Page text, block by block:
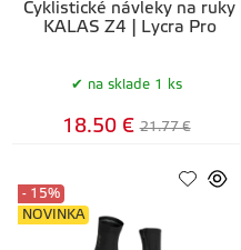
Cyklistické návleky na ruky
KALAS Z4 | Lycra Pro
na sklade 1 ks
18.50 € 21.77 €
- 15%
NOVINKA